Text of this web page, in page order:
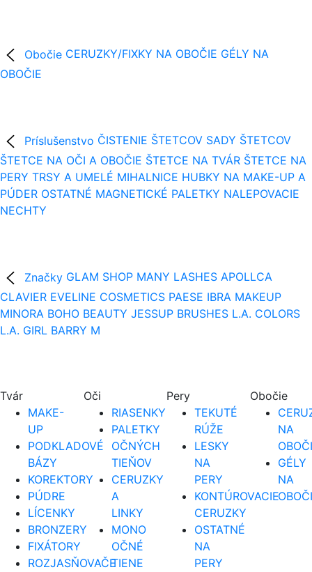
Obočie CERUZKY/FIXKY NA OBOČIE GÉLY NA
OBOČIE
Príslušenstvo ČISTENIE ŠTETCOV SADY ŠTETCOV
ŠTETCE NA OČI A OBOČIE ŠTETCE NA TVÁR ŠTETCE NA
PERY TRSY A UMELÉ MIHALNICE HUBKY NA MAKE-UP A
PÚDER OSTATNÉ MAGNETICKÉ PALETKY NALEPOVACIE
NECHTY
Značky GLAM SHOP MANY LASHES APOLLCA
CLAVIER EVELINE COSMETICS PAESE IBRA MAKEUP
MINORA BOHO BEAUTY JESSUP BRUSHES L.A. COLORS
L.A. GIRL BARRY M
Tvár
MAKE-
UP
PODKLADOVÉ
BÁZY
KOREKTORY
PÚDRE
LÍCENKY
BRONZERY
FIXÁTORY
ROZJASŇOVAČE
Oči
RIASENKY
PALETKY
OČNÝCH
TIEŇOV
CERUZKY
A
LINKY
MONO
OČNÉ
TIENE
Pery
TEKUTÉ
RÚŽE
LESKY
NA
PERY
KONTÚROVACIE
CERUZKY
OSTATNÉ
NA
PERY
Obočie
NA
GÉLY
NA